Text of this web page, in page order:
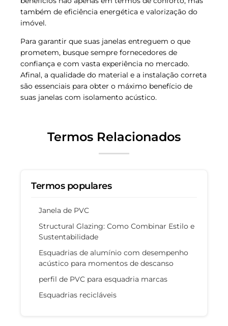
também de eficiência energética e valorização do
imóvel.
Para garantir que suas janelas entreguem o que
prometem, busque sempre fornecedores de
confiança e com vasta experiência no mercado.
Afinal, a qualidade do material e a instalação correta
são essenciais para obter o máximo benefício de
suas janelas com isolamento acústico.
Termos Relacionados
Termos populares
Janela de PVC
Structural Glazing: Como Combinar Estilo e
Sustentabilidade
Esquadrias de alumínio com desempenho
acústico para momentos de descanso
perfil de PVC para esquadria marcas
Esquadrias recicláveis